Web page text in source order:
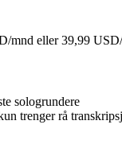
mnd eller 39,99
sologrundere
trenger rå